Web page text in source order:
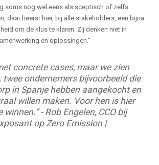
soms nog wel eens als sceptisch of zelfs
daar heerst hier, bij alle stakeholders, een bijna
om de klus te klaren. Zij denken niet in
en oplossingen.”
concrete cases, maar we zien
twee ondernemers bijvoorbeeld die
in Spanje hebben aangekocht en
willen maken. Voor hen is hier
winnen.” - Rob Engelen, CCO bij
op Zero Emission |